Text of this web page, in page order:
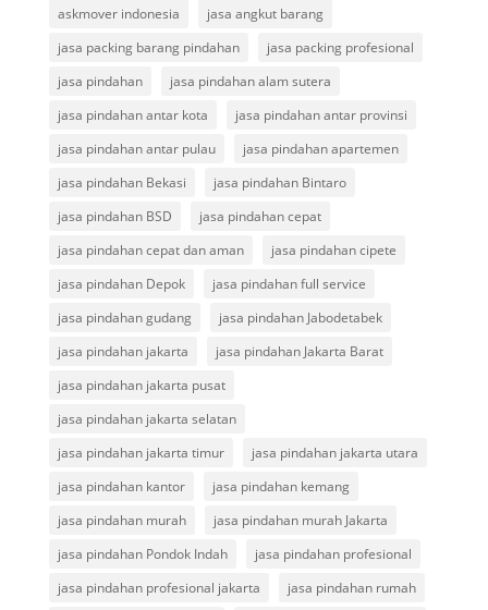
askmover indonesia
jasa angkut barang
jasa packing barang pindahan
jasa packing profesional
jasa pindahan
jasa pindahan alam sutera
jasa pindahan antar kota
jasa pindahan antar provinsi
jasa pindahan antar pulau
jasa pindahan apartemen
jasa pindahan Bekasi
jasa pindahan Bintaro
jasa pindahan BSD
jasa pindahan cepat
jasa pindahan cepat dan aman
jasa pindahan cipete
jasa pindahan Depok
jasa pindahan full service
jasa pindahan gudang
jasa pindahan Jabodetabek
jasa pindahan jakarta
jasa pindahan Jakarta Barat
jasa pindahan jakarta pusat
jasa pindahan jakarta selatan
jasa pindahan jakarta timur
jasa pindahan jakarta utara
jasa pindahan kantor
jasa pindahan kemang
jasa pindahan murah
jasa pindahan murah Jakarta
jasa pindahan Pondok Indah
jasa pindahan profesional
jasa pindahan profesional jakarta
jasa pindahan rumah